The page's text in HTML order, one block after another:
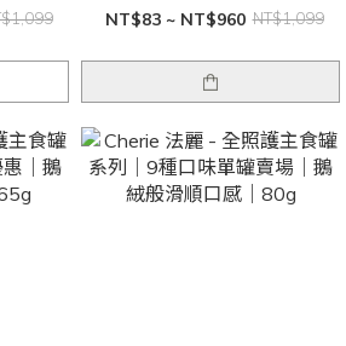
NT$83 ~ NT$960 NT$1,099